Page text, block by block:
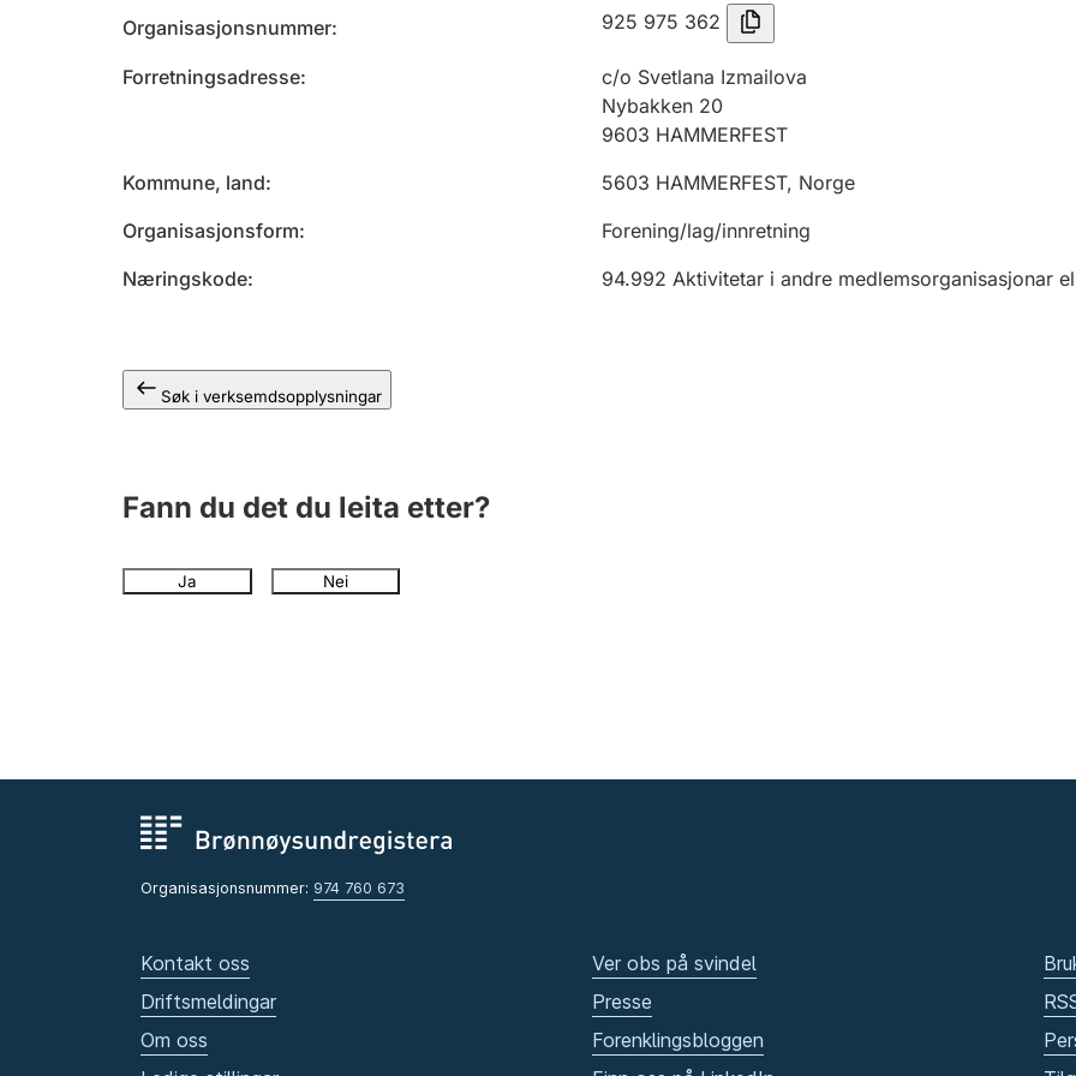
Organisasjonsnummer 925 975 362
Forretningsadresse
c/o Svetlana Izmailova
Nybakken 20
9603 HAMMERFEST
Kommune, land
5603 HAMMERFEST, Norge
Organisasjonsform
Forening/lag/innretning
Næringskode
94.992 Aktivitetar i andre medlemsorganisasjonar
Søk i verksemdsopplysningar
Fann du det du leita etter?
Ja Nei
Organisasjonsnummer: 974 760 673
Kontakt oss
Driftsmeldingar
Om oss
Ver obs på svindel
Presse
Forenklingsbloggen